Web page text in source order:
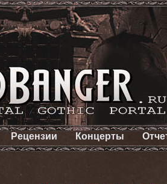
Рецензии Концерты